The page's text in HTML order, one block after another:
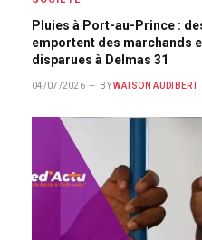
Pluies à Port-au-Prince :
emportent des marchands
disparues à Delmas 31
04/07/2026 BY WATSON AUDIBERT